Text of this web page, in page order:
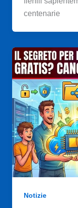
centenarie
Notizie